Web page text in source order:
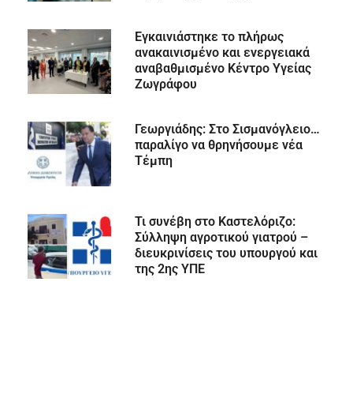
Εγκαινιάστηκε το πλήρως
ανακαινισμένο και ενεργειακά
αναβαθμισμένο Κέντρο Υγείας
Ζωγράφου
Γεωργιάδης: Στο Σισμανόγλειο…
παραλίγο να θρηνήσουμε νέα
Τέμπη
Τι συνέβη στο Καστελόριζο:
Σύλληψη αγροτικού γιατρού –
διευκρινίσεις του υπουργού και
της 2ης ΥΠΕ